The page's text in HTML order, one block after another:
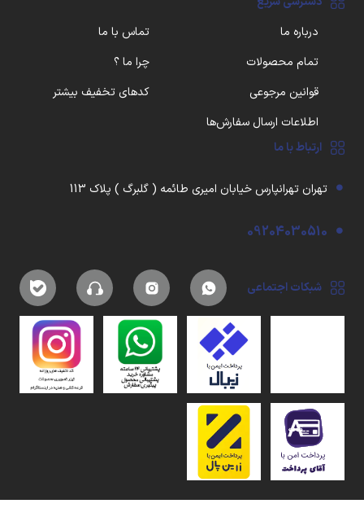
درباره ما
تماس با ما
تمام محصولات
چرا ما ؟
قوانین مرجوعی
کدهای تخفیف بیشتر
اطلاعات ارسال سفارش‌ها
ارتباط با ما
تهران تهرانپارس خیابان امیری طائمه ( گلبرگ ) پلاک 113
09204030510
شبکات اجتماعی